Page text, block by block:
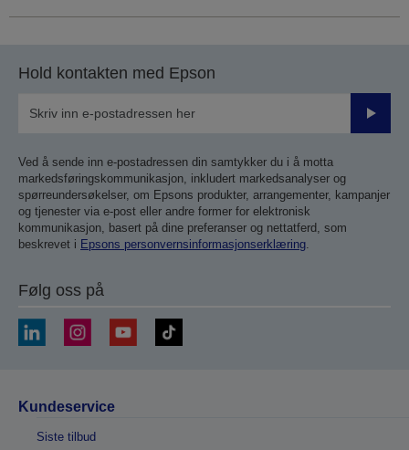
Hold kontakten med Epson
Send
Ved å sende inn e-postadressen din samtykker du i å motta
markedsføringskommunikasjon, inkludert markedsanalyser og
spørreundersøkelser, om Epsons produkter, arrangementer, kampanjer
og tjenester via e-post eller andre former for elektronisk
kommunikasjon, basert på dine preferanser og nettatferd, som
beskrevet i Epsons personvernsinformasjonserklæring.
Følg oss på
Kundeservice
Siste tilbud